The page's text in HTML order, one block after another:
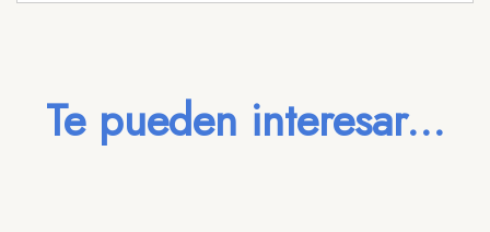
Te pueden interesar...